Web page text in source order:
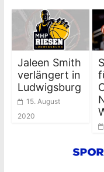
Jaleen Smith
verlängert in
Ludwigsburg
15. August
2020